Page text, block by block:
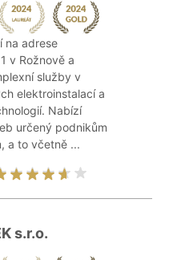
na adrese
v Rožnově a
služby v
elektroinstalací a
Nabízí
určený podnikům
a to včetně ...
s.r.o.